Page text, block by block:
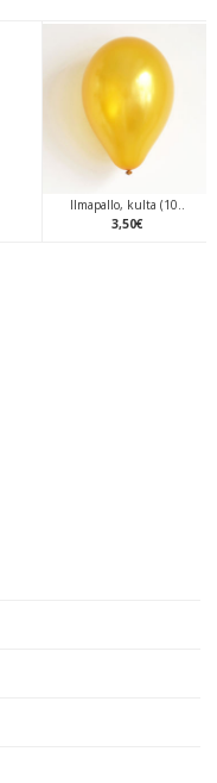
Ilmapallo, kulta (10..
3,50€